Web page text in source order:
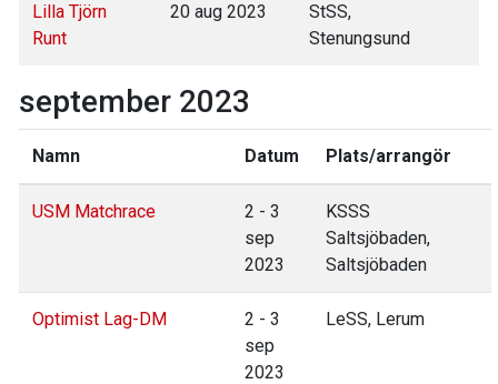
Lilla Tjörn
Runt
20 aug 2023
StSS,
Stenungsund
september 2023
Namn Datum Plats/arrangör
USM Matchrace
2 - 3
sep
2023
KSSS
Saltsjöbaden,
Saltsjöbaden
Optimist Lag-DM
2 - 3
sep
2023
LeSS, Lerum